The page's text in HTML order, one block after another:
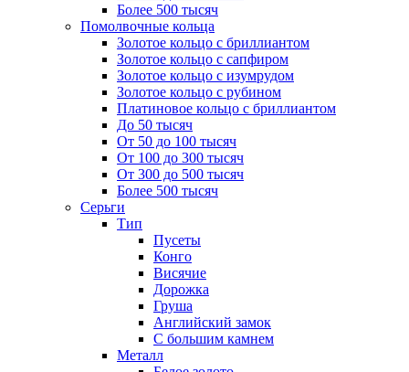
Более 500 тысяч
Помолвочные кольца
Золотое кольцо с бриллиантом
Золотое кольцо с сапфиром
Золотое кольцо с изумрудом
Золотое кольцо с рубином
Платиновое кольцо с бриллиантом
До 50 тысяч
От 50 до 100 тысяч
От 100 до 300 тысяч
От 300 до 500 тысяч
Более 500 тысяч
Серьги
Тип
Пусеты
Конго
Висячие
Дорожка
Груша
Английский замок
С большим камнем
Металл